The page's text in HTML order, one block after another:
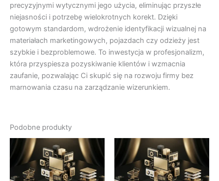
precyzyjnymi wytycznymi jego użycia, eliminując przyszłe
niejasności i potrzebę wielokrotnych korekt. Dzięki
gotowym standardom, wdrożenie identyfikacji wizualnej na
materiałach marketingowych, pojazdach czy odzieży jest
szybkie i bezproblemowe. To inwestycja w profesjonalizm,
która przyspiesza pozyskiwanie klientów i wzmacnia
zaufanie, pozwalając Ci skupić się na rozwoju firmy bez
marnowania czasu na zarządzanie wizerunkiem.
Podobne produkty